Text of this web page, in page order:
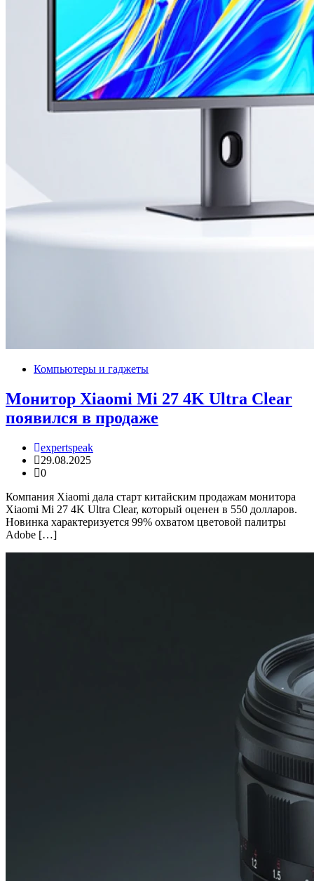
Компьютеры и гаджеты
Монитор Xiaomi Mi 27 4K Ultra Clear
появился в продаже
expertspeak
29.08.2025
0
Компания Xiaomi дала старт китайским продажам монитора
Xiaomi Mi 27 4K Ultra Clear, который оценен в 550 долларов.
Новинка характеризуется 99% охватом цветовой палитры
Adobe […]